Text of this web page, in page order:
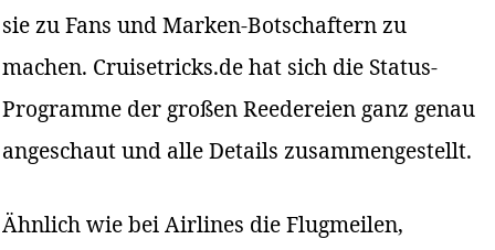
sie zu Fans und Marken-Botschaftern zu
machen. Cruisetricks.de hat sich die Status-
Programme der großen Reedereien ganz genau
angeschaut und alle Details zusammengestellt.
Ähnlich wie bei Airlines die Flugmeilen,